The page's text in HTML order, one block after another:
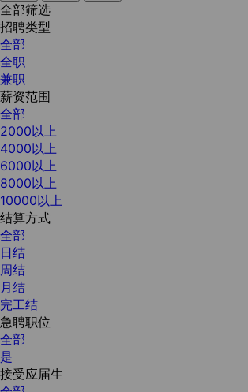
全部筛选
招聘类型
全部
全职
兼职
薪资范围
全部
2000以上
4000以上
6000以上
8000以上
10000以上
结算方式
全部
日结
周结
月结
完工结
急聘职位
全部
是
接受应届生